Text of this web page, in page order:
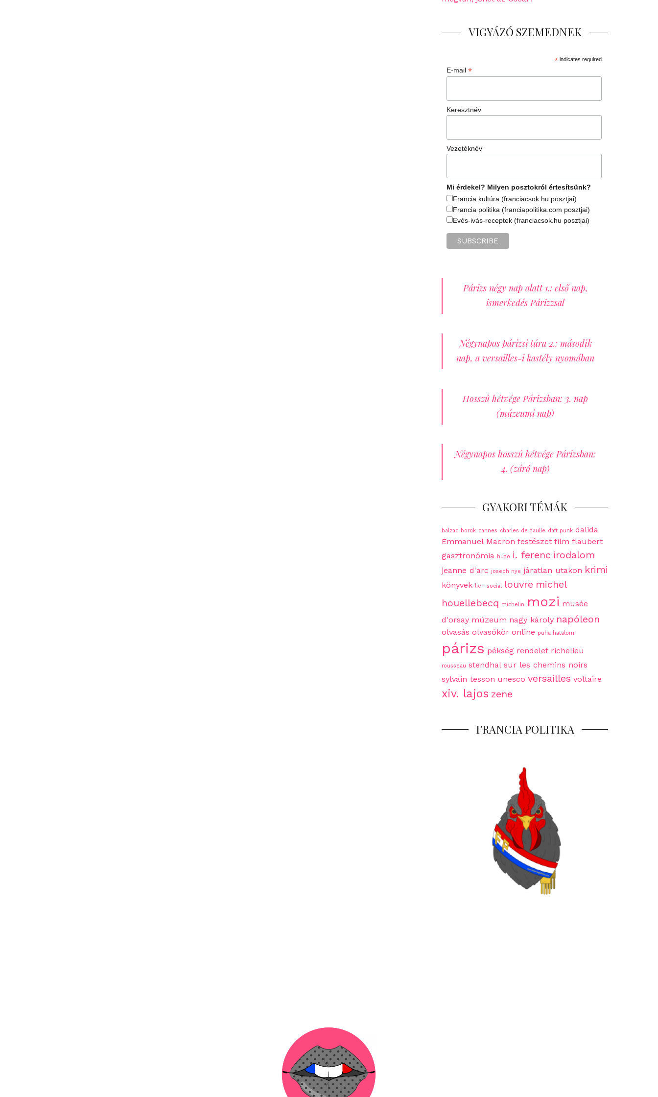
VIGYÁZÓ SZEMEDNEK
*indicates required
E-mail*
Keresztnév
Vezetéknév
Mi érdekel? Milyen posztokról értesítsünk?
Francia kultúra (franciacsok.hu posztjai)
Francia politika (franciapolitika.com posztjai)
Evés-ivás-receptek (franciacsok.hu posztjai)
Párizs négy nap alatt 1.: első nap,
ismerkedés Párizzsal
Négynapos párizsi túra 2.: második
nap, a versailles-i kastély nyomában
Hosszú hétvége Párizsban: 3. nap
(múzeumi nap)
Négynapos hosszú hétvége Párizsban:
4. (záró nap)
GYAKORI TÉMÁK
balzac borok cannes charles de gaulle daft punk dalida
Emmanuel Macron festészet film flaubert
gasztronómia
hugo i. ferenc irodalom
jeanne d'arc joseph nye járatlan utakon krimi
könyvek lien social louvre michel
houellebecq michelin mozi musée
d'orsay múzeum nagy károly napóleon
olvasás olvasókör online puha hatalom
párizs pékség rendelet richelieu
rousseau stendhal sur les chemins noirs
sylvain tesson unesco versailles voltaire
xiv. lajos zene
FRANCIA POLITIKA